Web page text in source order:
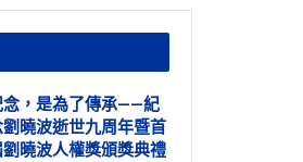
念，是為了傳承——紀
劉曉波逝世九周年暨首
劉曉波人權獎頒獎典禮